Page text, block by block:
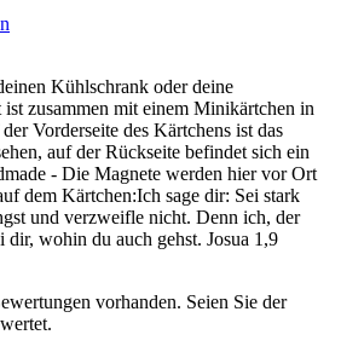
Kühlschrank oder deine
zusammen mit einem Minikärtchen in
Vorderseite des Kärtchens ist das
auf der Rückseite befindet sich ein
- Die Magnete werden hier vor Ort
dem Kärtchen:Ich sage dir: Sei stark
und verzweifle nicht. Denn ich, der
wohin du auch gehst. Josua 1,9
vorhanden. Seien Sie der